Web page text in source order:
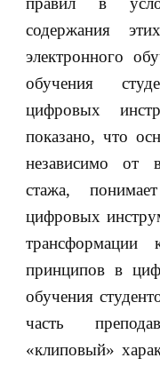
содержания
электронного
обучения
цифровых
показано, что
независимо от
стажа,
цифровых
трансформации
принципов в
обучения
часть
«клиповый»